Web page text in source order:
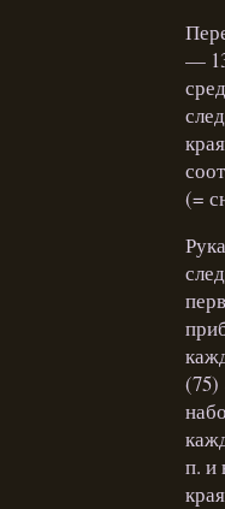
—
(=
(75)
п. и